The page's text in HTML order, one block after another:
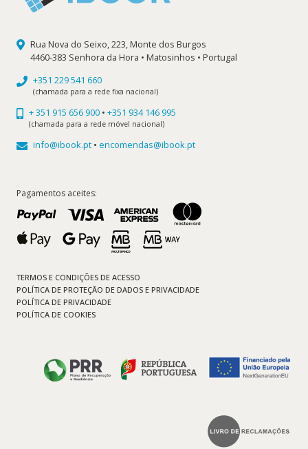
Rua Nova do Seixo, 223, Monte dos Burgos
4460-383 Senhora da Hora • Matosinhos • Portugal
+351 229 541 660
(chamada para a rede fixa nacional)
+ 351 915 656 900 • +351 934 146 995
(chamada para a rede móvel nacional)
info@ibook.pt • encomendas@ibook.pt
Pagamentos aceites:
TERMOS E CONDIÇÕES DE ACESSO
POLÍTICA DE PROTEÇÃO DE DADOS E PRIVACIDADE
POLÍTICA DE PRIVACIDADE
POLÍTICA DE COOKIES